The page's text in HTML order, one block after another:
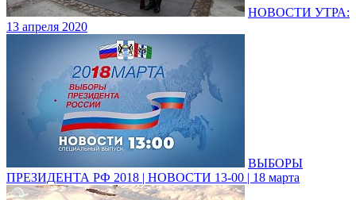
НОВОСТИ УТРА:
13 апреля 2020
ВЫБОРЫ
ПРЕЗИДЕНТА РФ 2018 | НОВОСТИ 13-00 | 18 марта